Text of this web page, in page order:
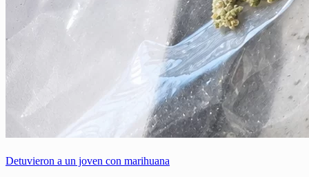
Detuvieron a un joven con marihuana